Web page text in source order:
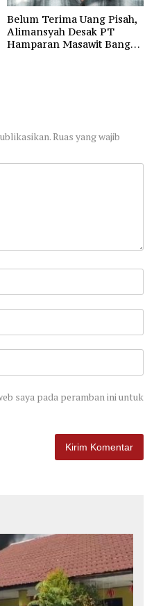
Belum Terima Uang Pisah,
Alimansyah Desak PT
Hamparan Masawit Bangun
Ruas yang wajib
saya pada peramban ini untuk